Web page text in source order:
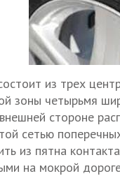
из трех
зоны четырьмя
стороне
сетью
из пятна
на мокрой